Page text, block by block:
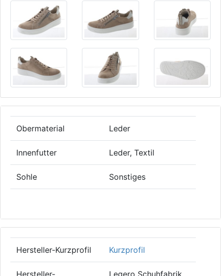
Obermaterial Leder
Innenfutter Leder, Textil
Sohle Sonstiges
Hersteller-Kurzprofil Kurzprofil
Hersteller-
Legero Schuhfabrik